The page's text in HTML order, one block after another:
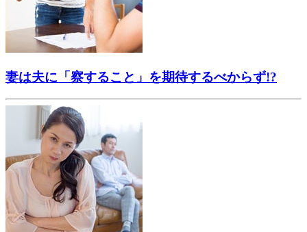
妻は夫に「察すること」を期待するべからず!?